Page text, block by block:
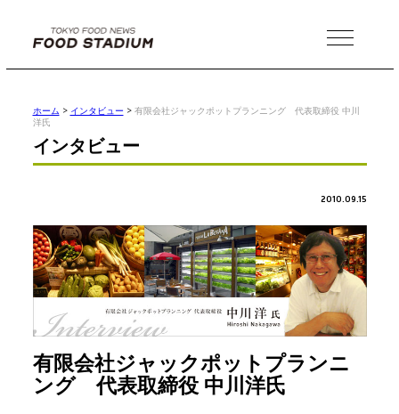
MENU
ホーム > インタビュー > 有限会社ジャックポットプランニング 代表取締役 中川
洋氏
インタビュー
2010.09.15
有限会社ジャックポットプランニ
ング 代表取締役 中川洋氏